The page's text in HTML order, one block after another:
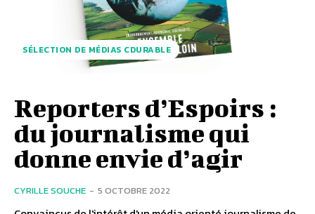
SÉLECTION DE MÉDIAS CDURABLE
Reporters d’Espoirs :
du journalisme qui
donne envie d’agir
CYRILLE SOUCHE - 5 OCTOBRE 2022